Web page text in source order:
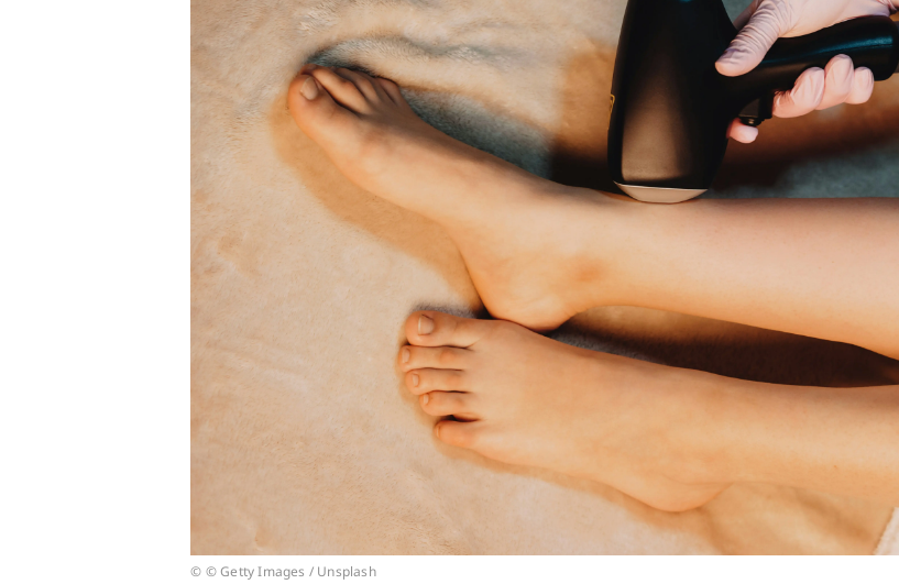
© © Getty Images / Unsplash